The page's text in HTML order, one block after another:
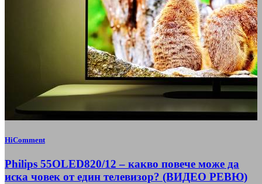
HiComment
Philips 55OLED820/12 – какво повече може да
иска човек от един телевизор? (ВИДЕО РЕВЮ)